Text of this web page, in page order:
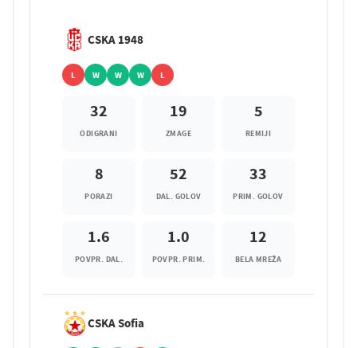
CSKA 1948
L W W W L
32
ODIGRANI
19
ZMAGE
5
REMIJI
8
PORAZI
52
DAL. GOLOV
33
PRIM. GOLOV
1.6
POVPR. DAL.
1.0
POVPR. PRIM.
12
BELA MREŽA
CSKA Sofia